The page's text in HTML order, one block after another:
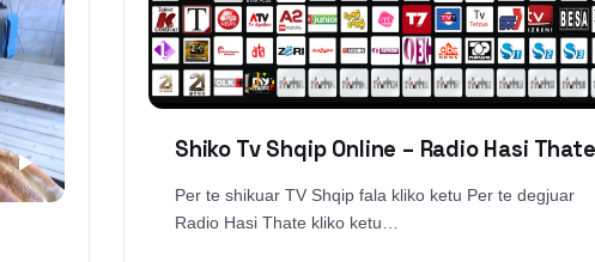
Shiko Tv Shqip Online – Radio Hasi Thate
Per te shikuar TV Shqip fala kliko ketu Per te degjuar
Radio Hasi Thate kliko ketu…